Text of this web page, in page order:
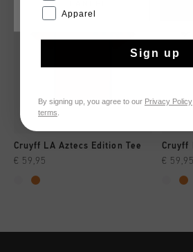
Cruyff LA Aztecs Edition Tee
€ 59,95
Cruyff
€ 59,95
Apparel
Sign up
By signing up, you agree to our Privacy Policy
terms